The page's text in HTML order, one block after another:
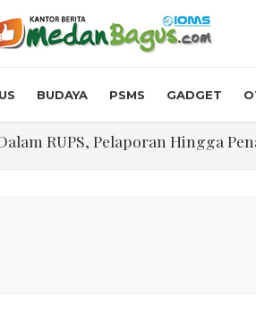
BUDAYA PSMS GADGET
RUPS, Pelaporan Hingga